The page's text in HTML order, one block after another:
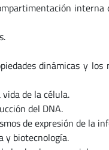
interna
dinámicas y
de la célula.
del DNA.
de expresión de la
y biotecnología.